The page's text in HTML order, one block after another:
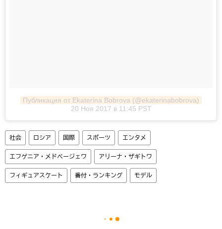
Публикация от Ekaterina Bobrova (@ekaterinabobrova)
20 Ноя 2017 в 11:45 PST
社会 ロシア 国際 スポーツ エンタメ
エフゲニア・メドベージェワ アリーナ・ザギトワ
フィギュアスケート 番付・ランキング モデル